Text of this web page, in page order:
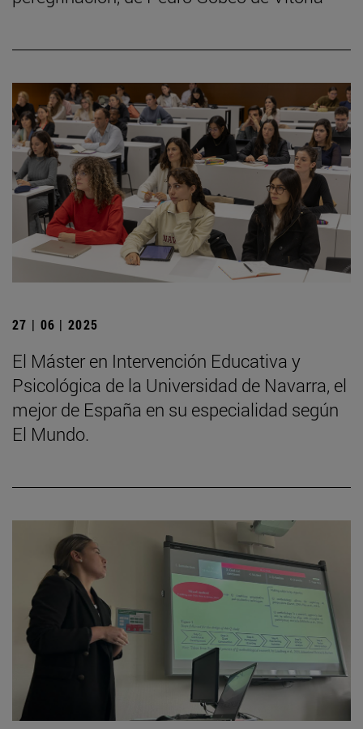
27 | 06 | 2025
El Máster en Intervención Educativa y
Psicológica de la Universidad de Navarra, el
mejor de España en su especialidad según
El Mundo.